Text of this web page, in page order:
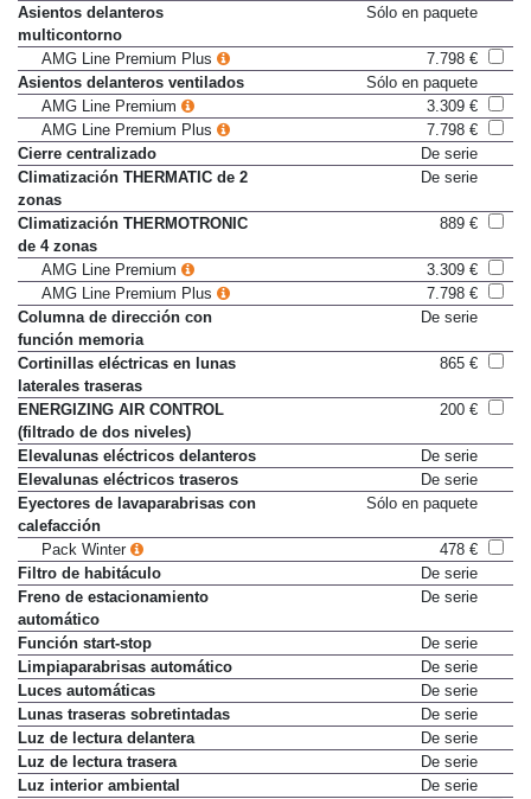
Asientos delanteros
multicontorno
Sólo en paquete
AMG Line Premium Plus
7.798 €
Asientos delanteros ventilados
Sólo en paquete
AMG Line Premium
3.309 €
AMG Line Premium Plus
7.798 €
Cierre centralizado
De serie
Climatización THERMATIC de 2
zonas
De serie
Climatización THERMOTRONIC
de 4 zonas
889 €
AMG Line Premium
3.309 €
AMG Line Premium Plus
7.798 €
Columna de dirección con
función memoria
De serie
Cortinillas eléctricas en lunas
laterales traseras
865 €
ENERGIZING AIR CONTROL
(filtrado de dos niveles)
200 €
Elevalunas eléctricos delanteros
De serie
Elevalunas eléctricos traseros
De serie
Eyectores de lavaparabrisas con
calefacción
Sólo en paquete
Pack Winter
478 €
Filtro de habitáculo
De serie
Freno de estacionamiento
automático
De serie
Función start-stop
De serie
Limpiaparabrisas automático
De serie
Luces automáticas
De serie
Lunas traseras sobretintadas
De serie
Luz de lectura delantera
De serie
Luz de lectura trasera
De serie
Luz interior ambiental
De serie